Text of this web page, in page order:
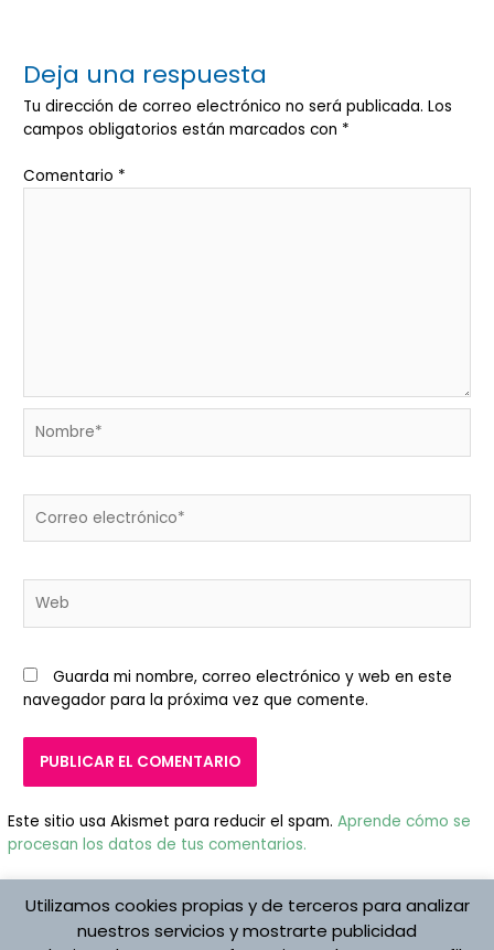
Deja una respuesta
Tu dirección de correo electrónico no será publicada. Los
campos obligatorios están marcados con *
Comentario *
electrónico*
Guarda mi nombre, correo electrónico y web en este
navegador para la próxima vez que comente.
Este sitio usa Akismet para reducir el spam.Aprende cómo se
procesan los datos de tus comentarios.
Utilizamos cookies propias y de terceros para analizar
nuestros servicios y mostrarte publicidad